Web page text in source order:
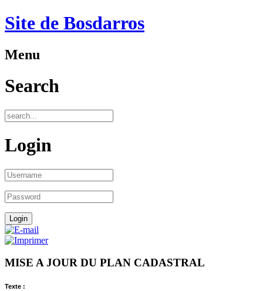
Site de Bosdarros
Menu
Search
Login
MISE A JOUR DU PLAN CADASTRAL
Texte :